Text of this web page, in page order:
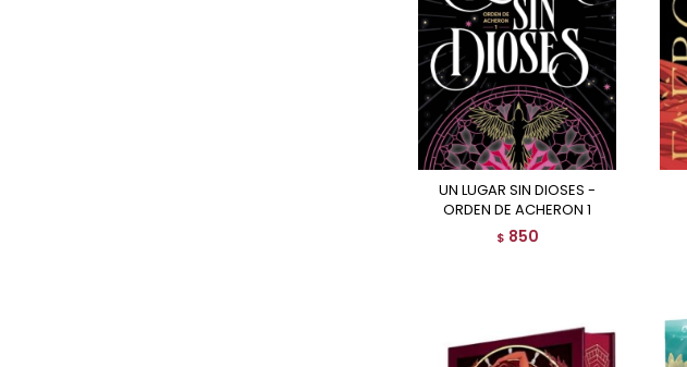
UN LUGAR SIN DIOSES -
ORDEN DE ACHERON 1
$ 850